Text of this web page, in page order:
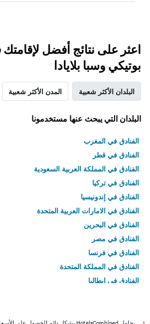
اعثر على نتائج أفضل
بوتيكي وسبا بلايادا
البلدان الأكثر شعبية المدن الأكثر شعبية
البلدان التي يبحث عنها مستخدمونا
الفنادق في المغرب
الفنادق في قطر
الفنادق في المملكة العربية السعودية
الفنادق في تركيا
الفنادق في إندونيسيا
الفنادق في الامارات العربية المتحدة
الفنادق في البحرين
الفنادق في مصر
الفنادق في فرنسا
الفنادق في المملكة المتحدة
الفنادق في إيطاليا